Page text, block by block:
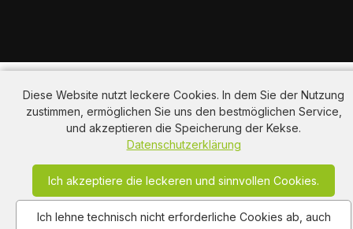
Diese Website nutzt leckere Cookies. In dem Sie der Nutzung
zustimmen, ermöglichen Sie uns den bestmöglichen Service,
und akzeptieren die Speicherung der Kekse.
Datenschutzerklärung
Ich akzeptiere die leckeren und sinnvollen Cookies.
Ich lehne technisch nicht erforderliche Cookies ab, auch